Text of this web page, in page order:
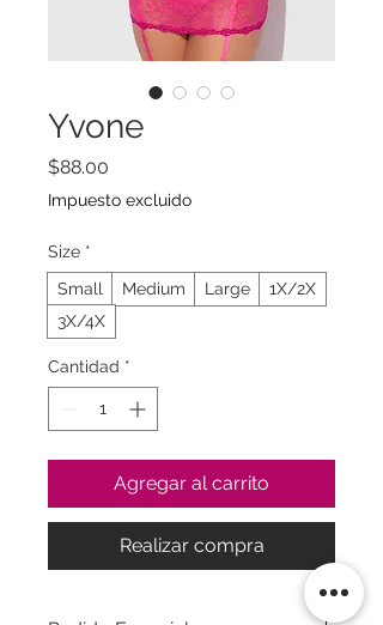
Yvone
$88.00
Impuesto excluido
Size *
Small
Medium Large
1X/2X
3X/4X
Cantidad *
Agregar al carrito
Realizar compra